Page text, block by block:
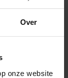
Over
onze website